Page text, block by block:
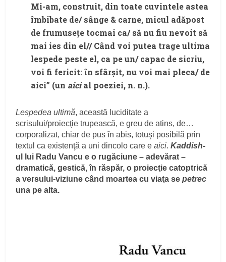
Mi-am, construit, din toate cuvintele astea
îmbibate de/ sânge & carne, micul adăpost
de frumuseţe tocmai ca/ să nu fiu nevoit să
mai ies din el// Când voi putea trage ultima
lespede peste el, ca pe un/ capac de sicriu,
voi fi fericit: în sfârşit, nu voi mai pleca/ de
aici” (un aicial poeziei, n. n.).
Lespedea ultimă, această luciditate a
scrisului/proiecţie trupească, e greu de atins, de…
corporalizat, chiar de pus în abis, totuşi posibilă prin
textul ca existenţă a uni dincolo care eaici.Kaddish-
ul lui Radu Vancu e o rugăciune – adevărat –
dramatică, gestică, în răspăr, o proiecţie catoptrică
a versului-viziune când moartea cu viaţa sepetrec
una pe alta.